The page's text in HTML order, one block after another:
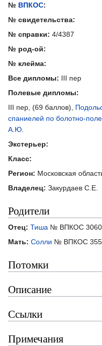
№ ВПКОС:
№ свидетельства:
№ справки: 4/4387
№ род-ой:
№ клейма:
Все дипломы: III пер
Полевые дипломы:
III пер, (69 баллов),
спаниелей по болотно-
А.Ю.
Экстерьер:
Класс:
Регион: Московская
Владелец: Закурдаев С.Е.
Родители
Отец: Тиша № ВПКОС
Мать: Солли № ВПКОС
Потомки
Описание
Ссылки
Примечания